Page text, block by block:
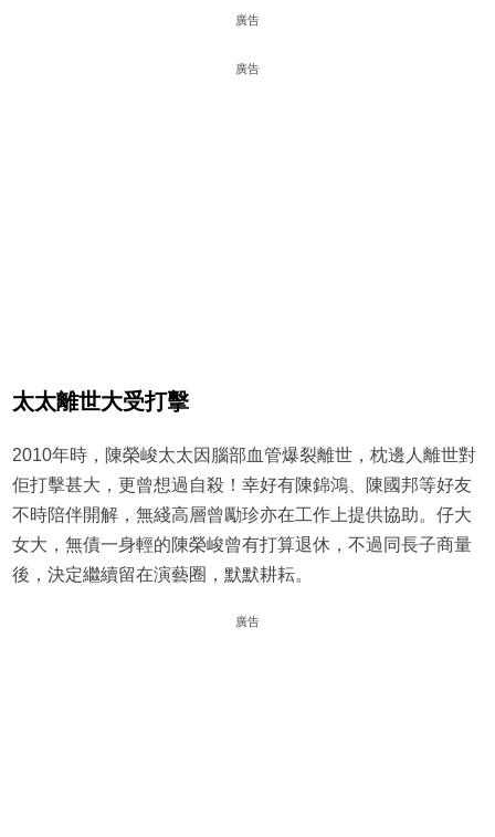
廣告
廣告
太太離世大受打擊
2010年時，陳榮峻太太因腦部血管爆裂離世，枕邊人離世對
佢打擊甚大，更曾想過自殺！幸好有陳錦鴻、陳國邦等好友
不時陪伴開解，無綫高層曾勵珍亦在工作上提供協助。仔大
女大，無債一身輕的陳榮峻曾有打算退休，不過同長子商量
後，決定繼續留在演藝圈，默默耕耘。
廣告